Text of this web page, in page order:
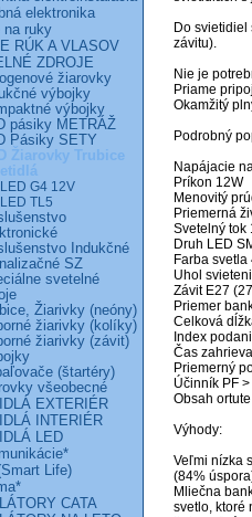
Do
závitu).
Nie je
Priame
Okamžitý
Podrobný
Napájacie
Príkon 12W
Menovitý
Priemerná
Svetelný tok
Druh LED
Farba
Uhol
Závit E27
Priemer
Celková
Index
Čas
Priemerný
Účinník PF
Obsah
Výhody:
Veľmi nízka
(84%
Mliečna
svetlo, ktoré
elektronika
na ruky
RÚK A VLASOV
ZDROJE
žiarovky
výbojky
výbojky
pásiky METRÁŽ
Pásiky SETY
Žiarovky Trubice
LED G4 12V
LED TL5
Indukčné
SZ
svetelné
Žiarivky (neóny)
žiarivky (kolíky)
žiarivky (závit)
(štartéry)
všeobecné
EXTERIÉR
INTERIÉR
LED
Life)
CATA